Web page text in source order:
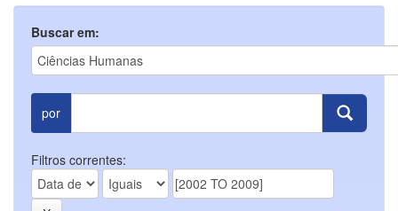
Buscar em:
por
Filtros correntes: